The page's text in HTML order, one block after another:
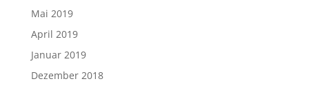
Mai 2019
April 2019
Januar 2019
Dezember 2018